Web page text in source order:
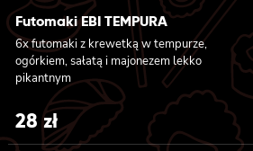
Futomaki EBI TEMPURA
6x futomaki z krewetką w tempurze,
ogórkiem, sałatą i majonezem lekko
pikantnym
28zł